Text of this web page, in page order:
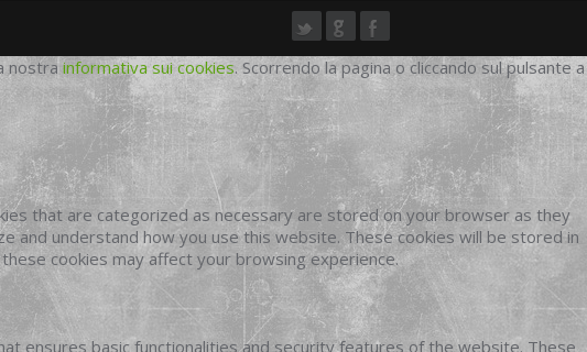
nostra informativa sui cookies. Scorrendo la pagina o cliccando sul pulsante a
that are categorized as necessary are stored on your browser as they
and understand how you use this website. These cookies will be stored in
cookies may affect your browsing experience.
ensures basic functionalities and security features of the website. These